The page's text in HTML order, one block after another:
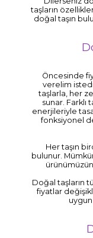
taşların
doğal taşın
Öncesinde
verelim
taşlarla, her
sunar.
enerjileriyle
fonksiyonel
Her taşın
bulunur.
Doğal taşların
fiyatlar